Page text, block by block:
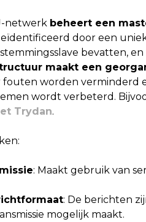
netwerk beheert een
door een
bevatten,
maakt een
fouten worden verminderd
wordt verbeterd.
Trydan.
: Maakt gebruik van
: De berichten
mogelijk maakt.